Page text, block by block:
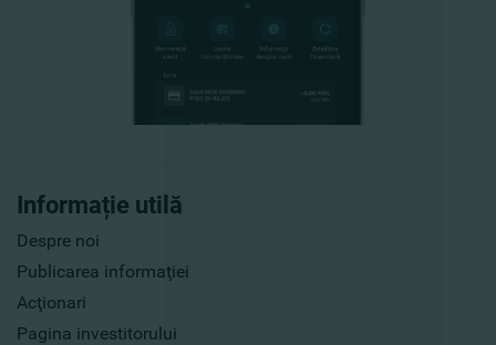
Informație utilă
Despre noi
Publicarea informaţiei
Acţionari
Pagina investitorului